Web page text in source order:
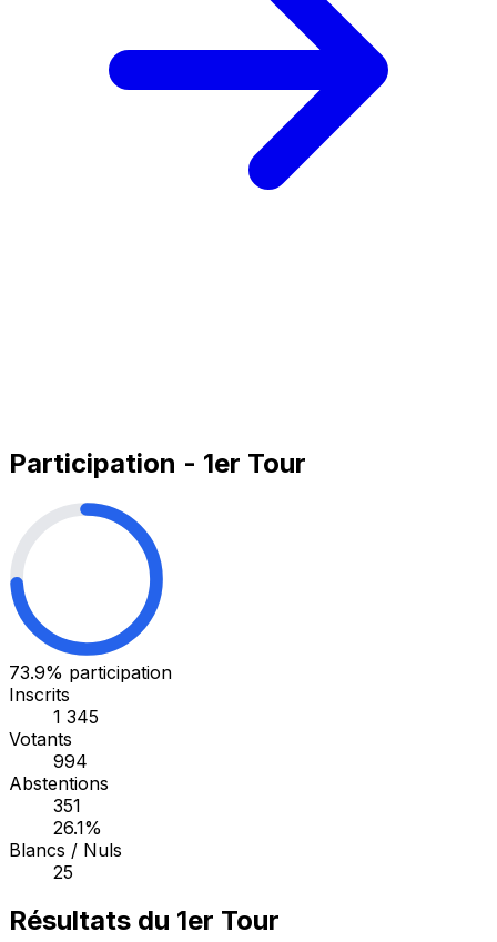
Participation - 1er Tour
73.9% participation
Inscrits
1 345
Votants
994
Abstentions
351
26.1%
Blancs / Nuls
25
Résultats du 1er Tour